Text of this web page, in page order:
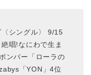
〈シングル〉 9/15
唱!なにわで生ま
ンバー「ローラの
「YON」4位